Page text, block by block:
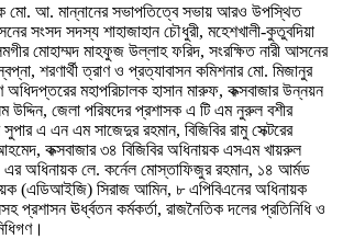
মো. আ. মান্নানের সভাপতিত্বে সভায় আরও উপস্থিত
সংসদ সদস্য শাহাজাহান চৌধুরী, মহেশখালী-কুতুবদিয়া
মোহাম্মদ মাহফুজ উল্লাহ ফরিদ, সংরক্ষিত নারী আসনের
শরণার্থী ত্রাণ ও প্রত্যাবাসন কমিশনার মো. মিজানুর
অধিদপ্তরের মহাপরিচালক হাসান মারুফ, কক্সবাজার উন্নয়ন
উদ্দিন, জেলা পরিষদের প্রশাসক এ টি এম নুরুল বশীর
এ এন এম সাজেদুর রহমান, বিজিবির রামু সেক্টরের
আহমেদ, কক্সবাজার ৩৪ বিজিবির অধিনায়ক এসএম খায়রুল
অধিনায়ক লে. কর্নেল মোস্তাফিজুর রহমান, ১৪ আর্মড
(এডিআইজি) সিরাজ আমিন, ৮ এপিবিএনের অধিনায়ক
প্রশাসন ঊর্ধ্বতন কর্মকর্তা, রাজনৈতিক দলের প্রতিনিধি ও